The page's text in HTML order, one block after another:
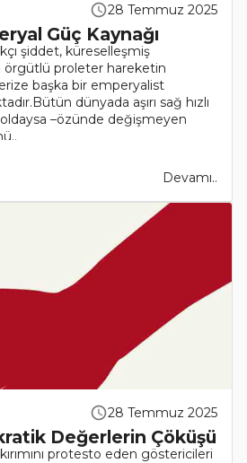
28 Temmuz 2025
Güç Kaynağı
şiddet, küreselleşmiş
örgütlü proleter hareketin
başka bir emperyalist
dünyada aşırı sağ hızlı
–özünde değişmeyen
Devamı..
28 Temmuz 2025
Değerlerin Çöküşü
protesto eden göstericileri